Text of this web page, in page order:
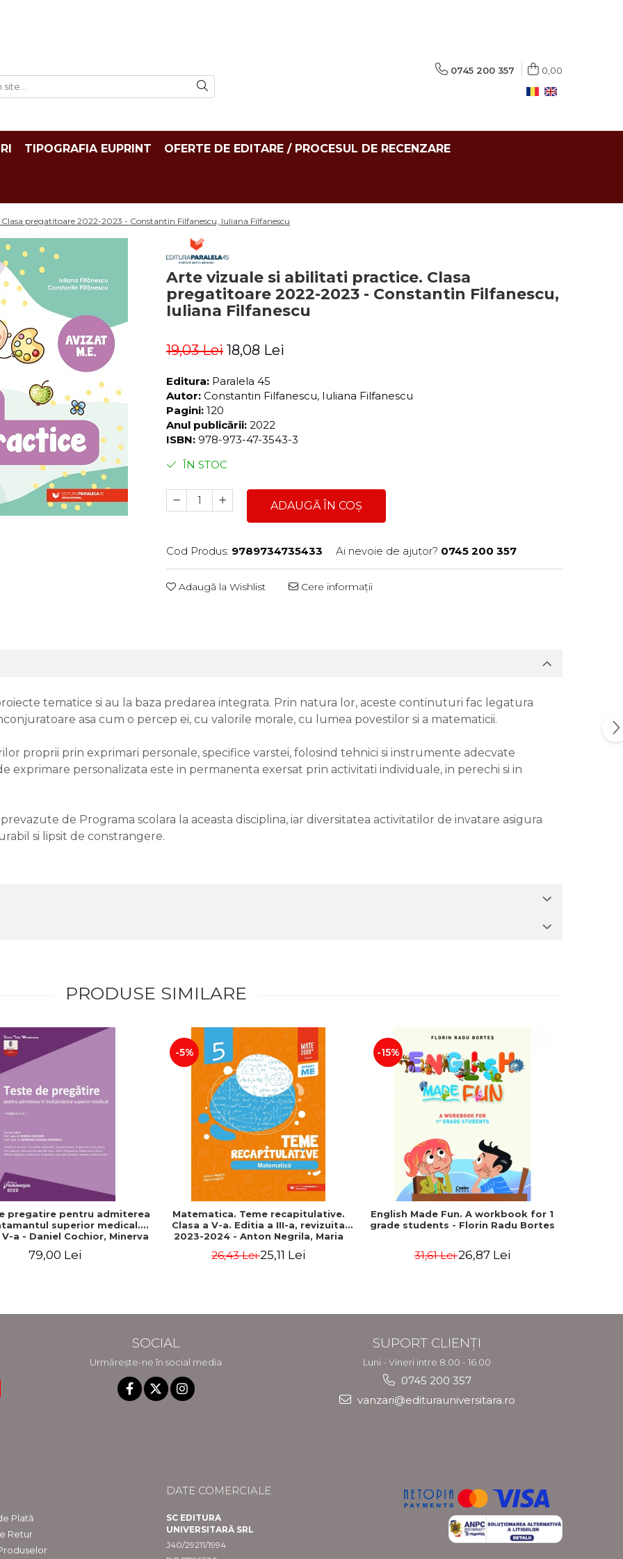
0745 200 357 0,00
TIPOGRAFIA EUPRINT OFERTE DE EDITARE / PROCESUL DE RECENZARE
pregatitoare 2022-2023 - Constantin Filfanescu, Iuliana Filfanescu
Arte vizuale si abilitati practice. Clasa
pregatitoare 2022-2023 - Constantin Filfanescu,
Iuliana Filfanescu
19,03 Lei 18,08 Lei
Editura: Paralela 45
Autor: Constantin Filfanescu, Iuliana Filfanescu
Pagini: 120
Anul publicării: 2022
ISBN: 978-973-47-3543-3
ÎN STOC
ADAUGĂ ÎN COȘ
Cod Produs: 9789734735433 Ai nevoie de ajutor? 0745 200 357
Adaugă la Wishlist Cere informații
tematice si au la baza predarea integrata. Prin natura lor, aceste continuturi fac legatura
asa cum o percep ei, cu valorile morale, cu lumea povestilor si a matematicii.
proprii prin exprimari personale, specifice varstei, folosind tehnici si instrumente adecvate
exprimare personalizata este in permanenta exersat prin activitati individuale, in perechi si in
de Programa scolara la aceasta disciplina, iar diversitatea activitatilor de invatare asigura
si lipsit de constrangere.
PRODUSE SIMILARE
pregatire pentru admiterea
superior medical.
a - Daniel Cochior, Minerva
Claudia Ghinescu
79,00 Lei
-5%
Matematica. Teme recapitulative.
Clasa a V-a. Editia a III-a, revizuita
2023-2024 - Anton Negrila, Maria
26,43 Lei25,11 Lei
-15%
English Made Fun. A workbook for 1
grade students - Florin Radu Bortes
31,61 Lei26,87 Lei
SOCIAL
Urmărește-ne în social media
SUPORT CLIENȚI
Luni - Vineri intre 8.00 - 16.00
0745 200 357
vanzari@editurauniversitara.ro
Plată
Retur
DATE COMERCIALE
SC EDITURA
UNIVERSITARĂ SRL
J40/29211/1994